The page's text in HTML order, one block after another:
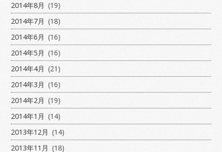
2014年8月 (19)
2014年7月 (18)
2014年6月 (16)
2014年5月 (16)
2014年4月 (21)
2014年3月 (16)
2014年2月 (19)
2014年1月 (14)
2013年12月 (14)
2013年11月 (18)